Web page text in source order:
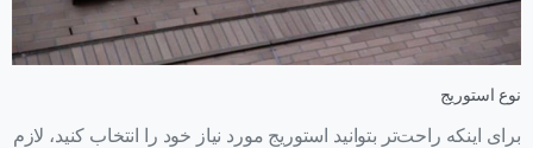
نوع استوریج
برای اینکه راحت‌تر بتوانید استوریج مورد نیاز خود را انتخاب کنید، لازم